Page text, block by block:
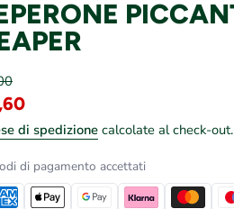
di spedizione calcolate al check-out.
di pagamento accettati